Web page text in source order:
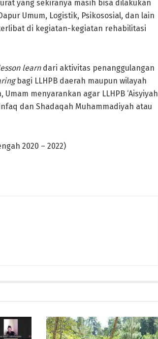
yang sekiranya masih bisa dilakukan
Umum, Logistik, Psikososial, dan lain
di kegiatan-kegiatan rehabilitasi
learn dari aktivitas penanggulangan
bagi LLHPB daerah maupun wilayah
menyarankan agar LLHPB ‘Aisyiyah
dan Shadaqah Muhammadiyah atau
2020 – 2022)